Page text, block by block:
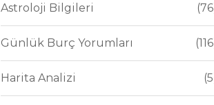
Astroloji Bilgileri 76
Günlük Burç Yorumları 116
Harita Analizi 5